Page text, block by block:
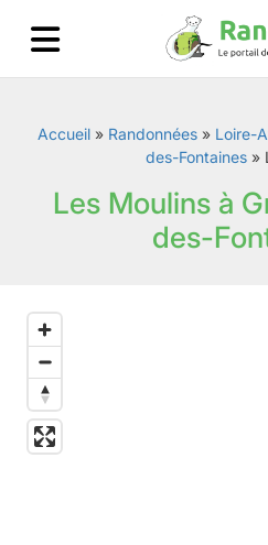
Accueil » Randonnées » Loire-
des-Fontaines»
Les Moulins à
des-